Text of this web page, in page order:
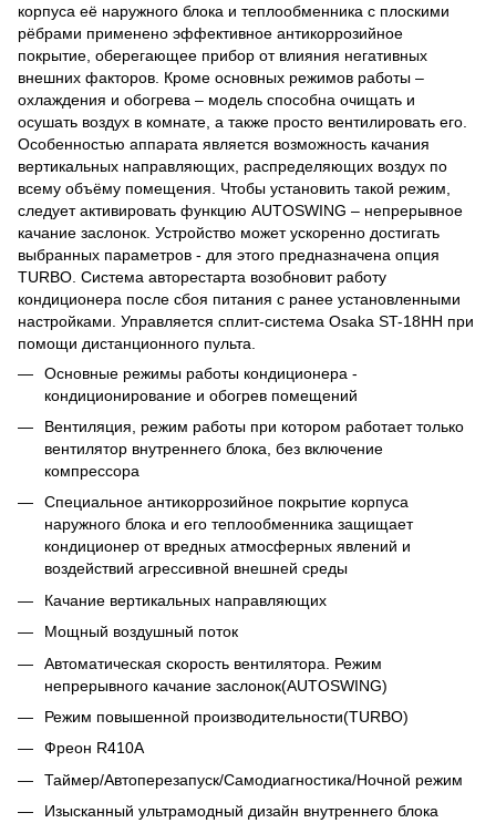
корпуса её наружного блока и теплообменника с плоскими
рёбрами применено эффективное антикоррозийное
покрытие, оберегающее прибор от влияния негативных
внешних факторов. Кроме основных режимов работы –
охлаждения и обогрева – модель способна очищать и
осушать воздух в комнате, а также просто вентилировать его.
Особенностью аппарата является возможность качания
вертикальных направляющих, распределяющих воздух по
всему объёму помещения. Чтобы установить такой режим,
следует активировать функцию AUTOSWING – непрерывное
качание заслонок. Устройство может ускоренно достигать
выбранных параметров - для этого предназначена опция
TURBO. Система авторестарта возобновит работу
кондиционера после сбоя питания с ранее установленными
настройками. Управляется сплит-система Osaka ST-18HH при
помощи дистанционного пульта.
Основные режимы работы кондиционера -
кондиционирование и обогрев помещений
Вентиляция, режим работы при котором работает только
вентилятор внутреннего блока, без включение
компрессора
Специальное антикоррозийное покрытие корпуса
наружного блока и его теплообменника защищает
кондиционер от вредных атмосферных явлений и
воздействий агрессивной внешней среды
Качание вертикальных направляющих
Мощный воздушный поток
Автоматическая скорость вентилятора. Режим
непрерывного качание заслонок(AUTOSWING)
Режим повышенной производительности(TURBO)
Фреон R410A
Таймер/Автоперезапуск/Самодиагностика/Ночной режим
Изысканный ультрамодный дизайн внутреннего блока